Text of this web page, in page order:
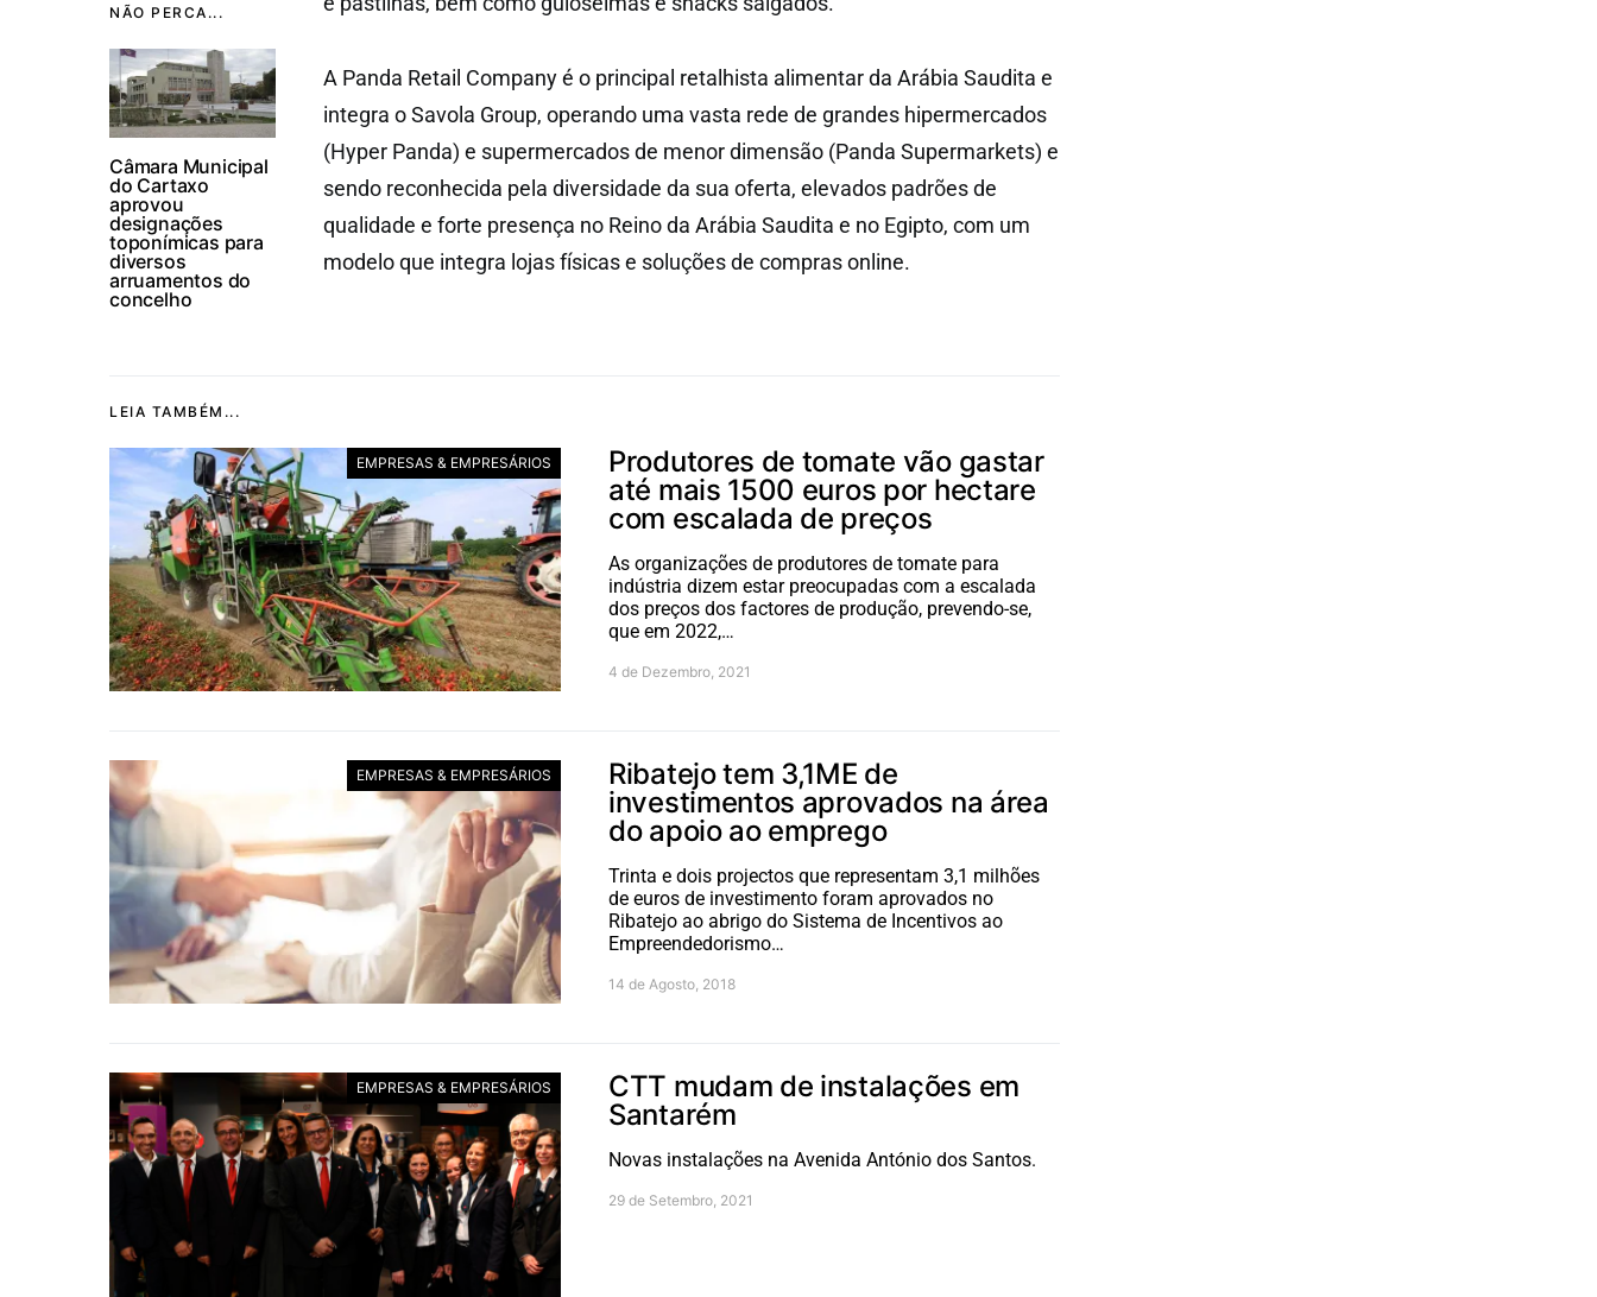
NÃO PERCA...
Câmara Municipal
do Cartaxo
aprovou
designações
toponímicas para
diversos
arruamentos do
concelho
A Panda Retail Company é o principal retalhista alimentar da Arábia Saudita e
integra o Savola Group, operando uma vasta rede de grandes hipermercados
(Hyper Panda) e supermercados de menor dimensão (Panda Supermarkets) e
sendo reconhecida pela diversidade da sua oferta, elevados padrões de
qualidade e forte presença no Reino da Arábia Saudita e no Egipto, com um
modelo que integra lojas físicas e soluções de compras online.
LEIA TAMBÉM...
EMPRESAS & EMPRESÁRIOS
Produtores de tomate vão gastar
até mais 1500 euros por hectare
com escalada de preços
As organizações de produtores de tomate para
indústria dizem estar preocupadas com a escalada
dos preços dos factores de produção, prevendo-se,
que em 2022,…
4 de Dezembro, 2021
EMPRESAS & EMPRESÁRIOS
Ribatejo tem 3,1ME de
investimentos aprovados na área
do apoio ao emprego
Trinta e dois projectos que representam 3,1 milhões
de euros de investimento foram aprovados no
Ribatejo ao abrigo do Sistema de Incentivos ao
Empreendedorismo…
14 de Agosto, 2018
EMPRESAS & EMPRESÁRIOS
CTT mudam de instalações em
Santarém
Novas instalações na Avenida António dos Santos.
29 de Setembro, 2021